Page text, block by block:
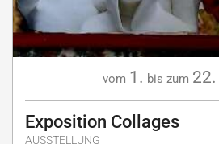
vom 1. bis zum 22.
Exposition Collages
AUSSTELLUNG